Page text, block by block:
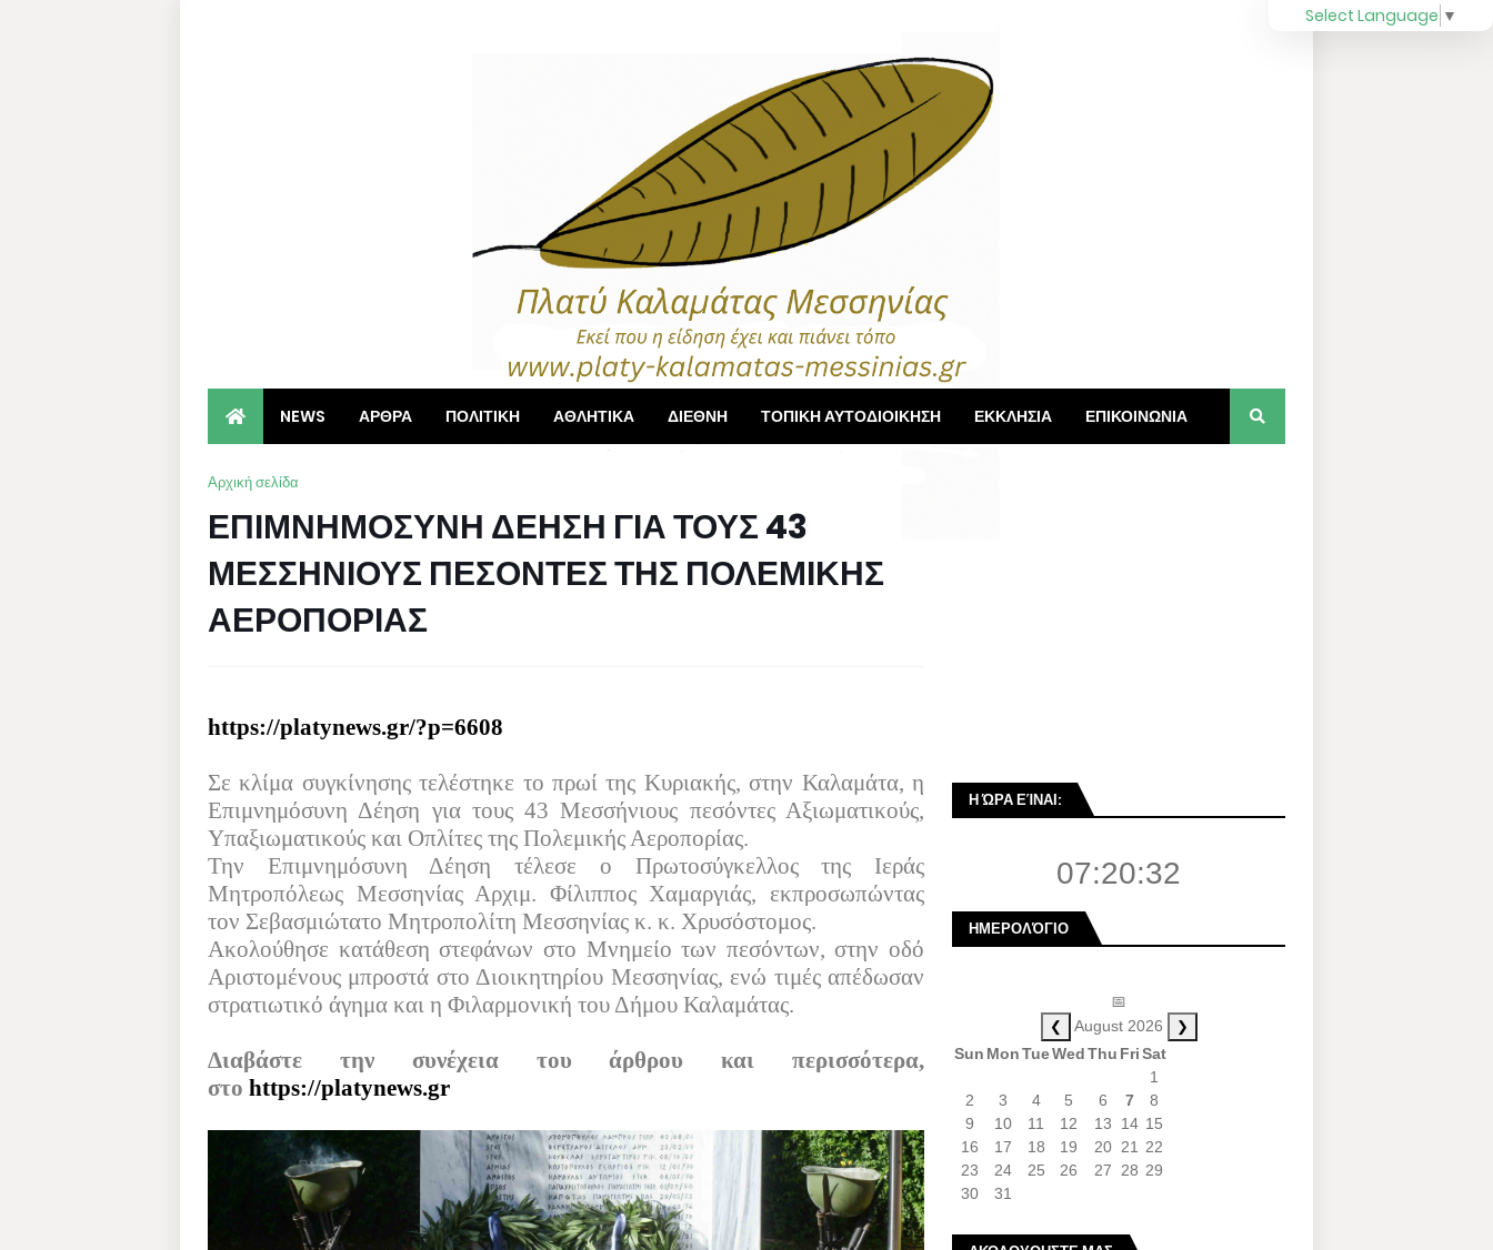
NEWS ΑΡΘΡΑ ΠΟΛΙΤΙΚΗ ΑΘΛΗΤΙΚΑ ΔΙΕΘΝΗ ΤΟΠΙΚΗ ΑΥΤΟΔΙΟΙΚΗΣΗ ΕΚΚΛΗΣΙΑ ΕΠΙΚΟΙΝΩΝΙΑ
Αρχική σελίδα
ΕΠΙΜΝΗΜΟΣΥΝΗ ΔΕΗΣΗ ΓΙΑ ΤΟΥΣ 43
ΜΕΣΣΗΝΙΟΥΣ ΠΕΣΟΝΤΕΣ ΤΗΣ ΠΟΛΕΜΙΚΗΣ
ΑΕΡΟΠΟΡΙΑΣ
https://platynews.gr/?p=6608
Σε κλίμα συγκίνησης τελέστηκε το πρωί της Κυριακής, στην Καλαμάτα, η
Επιμνημόσυνη Δέηση για τους 43 Μεσσήνιους πεσόντες Αξιωματικούς,
Υπαξιωματικούς και Οπλίτες της Πολεμικής Αεροπορίας.
Την Επιμνημόσυνη Δέηση τέλεσε ο Πρωτοσύγκελλος της Ιεράς
Μητροπόλεως Μεσσηνίας Αρχιμ. Φίλιππος Χαμαργιάς, εκπροσωπώντας
τον Σεβασμιώτατο Μητροπολίτη Μεσσηνίας κ. κ. Χρυσόστομος.
Ακολούθησε κατάθεση στεφάνων στο Μνημείο των πεσόντων, στην οδό
Αριστομένους μπροστά στο Διοικητηρίου Μεσσηνίας, ενώ τιμές απέδωσαν
στρατιωτι­κό άγημα και η Φιλαρμονική του Δήμου Καλαμάτας.
Διαβάστε την συνέχεια του άρθρου και περισσότερα,
στο https://platynews.gr
Select Language ▼
Η ΏΡΑ ΕΊΝΑΙ:
07:20:33
ΗΜΕΡΟΛΌΓΙΟ
📅
❮ August 2026 ❯
Sun MonTueWedThu FriSat
1
2
3 4 5 6 7
8
9
10 11 12 13 14 15
16
17 18 19 20 21
22
23
24 25 26 27 28 29
30
31